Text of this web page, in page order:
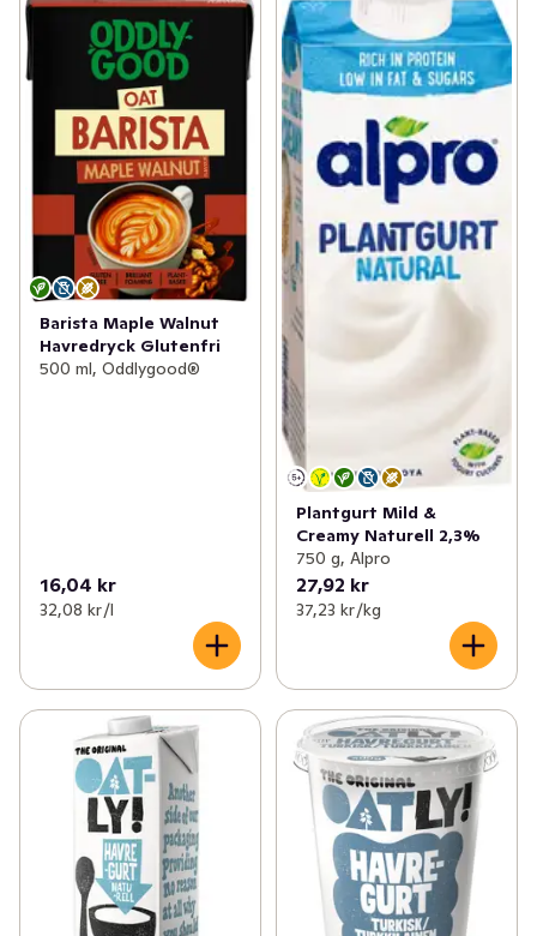
Barista Maple Walnut
Havredryck Glutenfri
500 ml, Oddlygood®
16,04 kr
32,08 kr /l
Plantgurt Mild &
Creamy Naturell 2,3%
750 g, Alpro
27,92 kr
37,23 kr /kg